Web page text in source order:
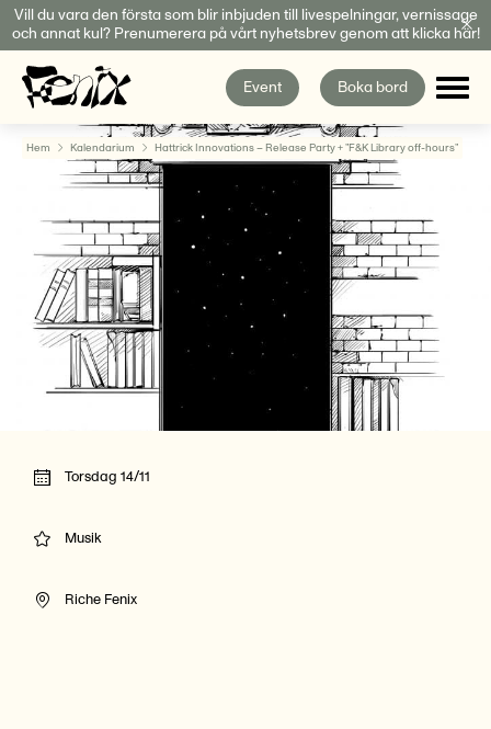
Fortsätt
till
innehållet
Vill du vara den första som blir inbjuden till livespelningar, vernissage
och annat kul? Prenumerera på vårt nyhetsbrev genom att klicka här!
Event Boka bord
Hem Kalendarium Hattrick Innovations – Release Party + ”F&K Library off-hours”
Torsdag 14/11
Musik
Riche Fenix